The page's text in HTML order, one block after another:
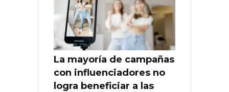
La mayoría de campañas
con influenciadores no
logra beneficiar a las